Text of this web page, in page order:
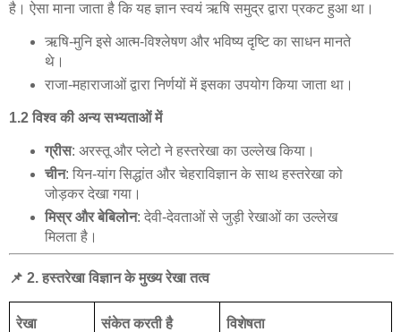
है। ऐसा माना जाता है कि यह ज्ञान स्वयं ऋषि समुद्र द्वारा प्रकट हुआ था।
ऋषि-मुनि इसे आत्म-विश्लेषण और भविष्य दृष्टि का साधन मानते
थे।
राजा-महाराजाओं द्वारा निर्णयों में इसका उपयोग किया जाता था।
1.2विश्व की अन्य सभ्यताओं में
ग्रीस: अरस्तू और प्लेटो ने हस्तरेखा का उल्लेख किया।
चीन: यिन-यांग सिद्धांत और चेहराविज्ञान के साथ हस्तरेखा को
जोड़कर देखा गया।
मिस्र और बेबिलोन: देवी-देवताओं से जुड़ी रेखाओं का उल्लेख
मिलता है।
📌 2.हस्तरेखा विज्ञान के मुख्य रेखा तत्व
रेखा संकेत करती है विशेषता